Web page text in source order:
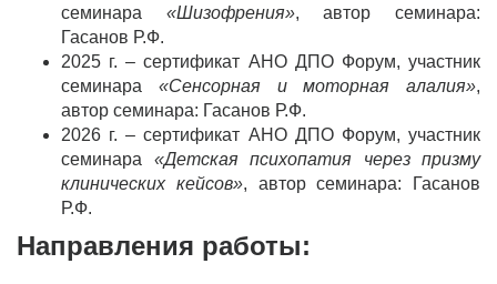
семинара «Шизофрения», автор семинара:
Гасанов Р.Ф.
2025 г. – сертификат АНО ДПО Форум, участник
семинара «Сенсорная и моторная алалия»,
автор семинара: Гасанов Р.Ф.
2026 г. – сертификат АНО ДПО Форум, участник
семинара «Детская психопатия через призму
клинических кейсов», автор семинара: Гасанов
Р.Ф.
Направления работы: